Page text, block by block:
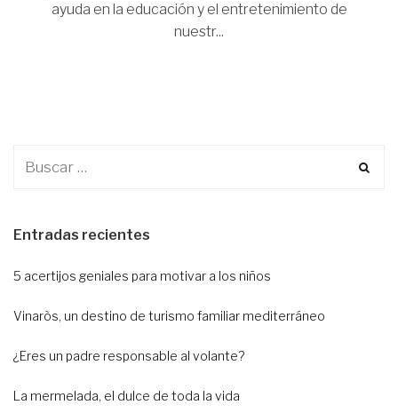
ayuda en la educación y el entretenimiento de
nuestr...
Entradas recientes
5 acertijos geniales para motivar a los niños
Vinaròs, un destino de turismo familiar mediterráneo
¿Eres un padre responsable al volante?
La mermelada, el dulce de toda la vida